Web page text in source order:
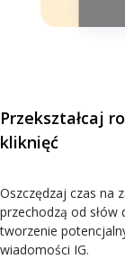
Przekształcaj
kliknięć
Oszczędzaj czas na
przechodzą od słów
tworzenie
wiadomości IG.